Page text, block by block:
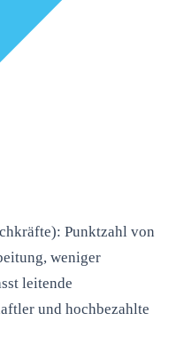
Punktzahl von
weniger
leitende
und hochbezahlte